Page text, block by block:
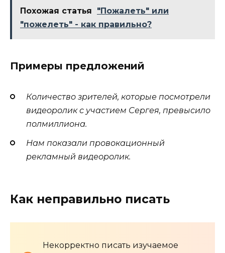
Похожая статья
"Пожалеть" или
"пожелеть" - как правильно?
Примеры предложений
Количество зрителей, которые посмотрели
видеоролик с участием Сергея, превысило
полмиллиона.
Нам показали провокационный
рекламный видеоролик.
Как неправильно писать
Некорректно писать изучаемое